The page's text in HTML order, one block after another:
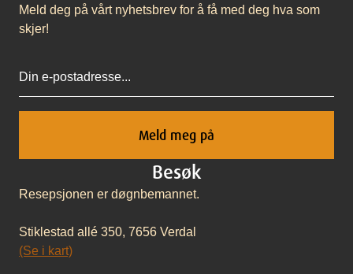
Meld deg på vårt nyhetsbrev for å få med deg hva som
skjer!
Besøk
Resepsjonen er døgnbemannet.
Stiklestad allé 350, 7656 Verdal
(Se i kart)